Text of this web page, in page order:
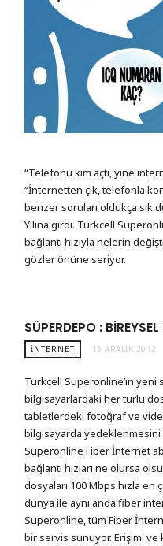
“Telefonu kim açtı, yine
“İnternetten çık, telefonla
benzer soruları oldukça sık
Yılına girdi. Turkcell
bağlantı hızıyla nelerin
gözler önüne seriyor.
SÜPERDEPO :
İNTERNET 13 ARALIK 2012
Turkcell Superonline’ın
bilgisayarlardaki her türlü
tabletlerdeki fotoğraf ve
bilgisayarda yedeklenmesini
Superonline Fiber İnternet
bağlantı hızları ne olursa
dosyaları 100 Mbps hızla en
dünya ile aynı anda fiber
Superonline, tüm Fiber
bir servis sunuyor. Erişimi ve